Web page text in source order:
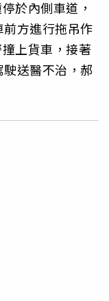
於內側車道，
方進行拖吊作
上貨車，接著
送醫不治，郝